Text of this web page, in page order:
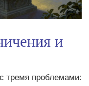
и
тремя проблемами: